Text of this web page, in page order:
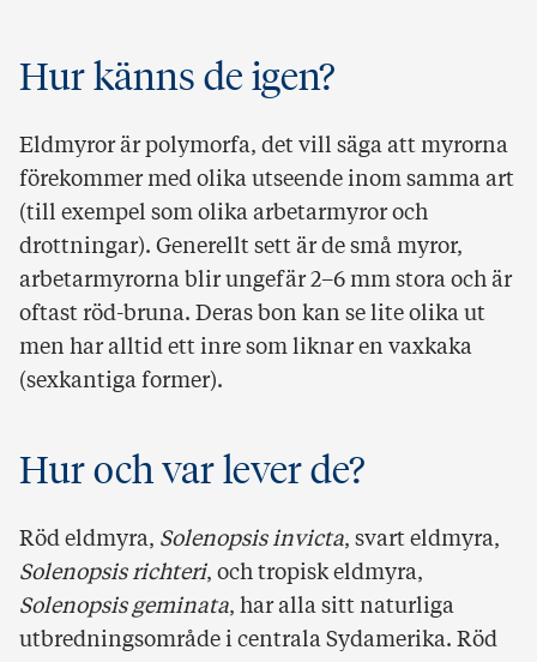
Hur känns de igen?
Eldmyror är polymorfa, det vill säga att myrorna
förekommer med olika utseende inom samma art
(till exempel som olika arbetarmyror och
drottningar). Generellt sett är de små myror,
arbetarmyrorna blir ungefär 2–6 mm stora och är
oftast röd-bruna. Deras bon kan se lite olika ut
men har alltid ett inre som liknar en vaxkaka
(sexkantiga former).
Hur och var lever de?
Röd eldmyra, Solenopsis invicta, svart eldmyra,
Solenopsis richteri, och tropisk eldmyra,
Solenopsis geminata, har alla sitt naturliga
utbredningsområde i centrala Sydamerika. Röd